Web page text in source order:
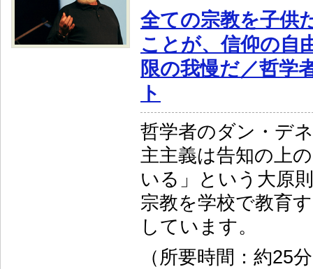
全ての宗教を子供
ことが、信仰の自
限の我慢だ／哲学
ト
哲学者のダン・デ
主主義は告知の上
いる」という大原
宗教を学校で教育
しています。
（所要時間：約25